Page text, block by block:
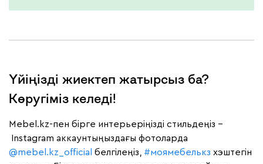
Үйіңізді жиектеп жатырсыз ба?
Көругіміз келеді!
Mebel.kz-пен бірге интерьеріңізді стильдеңіз –
Instagram аккаунтыңыздағы фотоларда
@mebel.kz_official белгілеңіз, #моямебелькз хэштегін